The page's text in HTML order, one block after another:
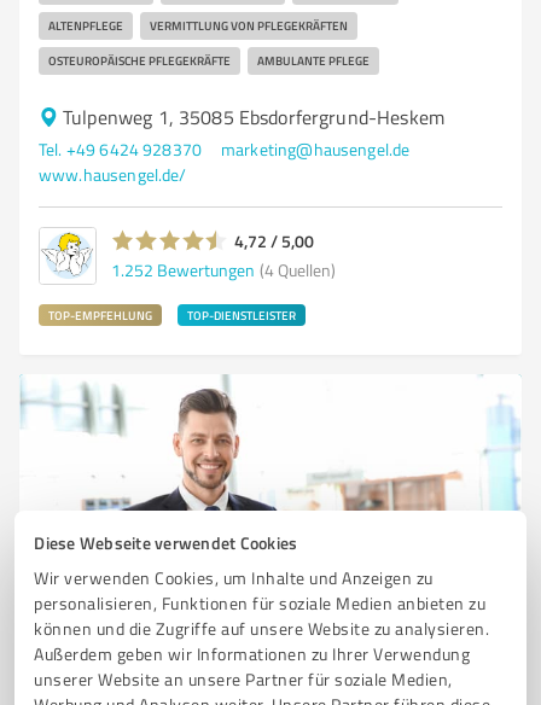
Diese Webseite verwendet Cookies
Wir verwenden Cookies, um Inhalte und Anzeigen zu
personalisieren, Funktionen für soziale Medien anbieten zu
können und die Zugriffe auf unsere Website zu analysieren.
Außerdem geben wir Informationen zu Ihrer Verwendung
unserer Website an unsere Partner für soziale Medien,
ALTENPFLEGE VERMITTLUNG VON PFLEGEKRÄFTEN
OSTEUROPÄISCHE PFLEGEKRÄFTE AMBULANTE PFLEGE
Tulpenweg 1, 35085 Ebsdorfergrund-Heskem
Tel. +49 6424 928370
marketing@hausengel.de
www.hausengel.de/
4,72 / 5,00
1.252 Bewertungen (4 Quellen)
TOP-EMPFEHLUNG TOP-DIENSTLEISTER
Sie möchten auch hier gelistet werden?
Registrieren Sie sich jetzt und werden Sie ein von
Kunden empfohlener ProvenExpert!